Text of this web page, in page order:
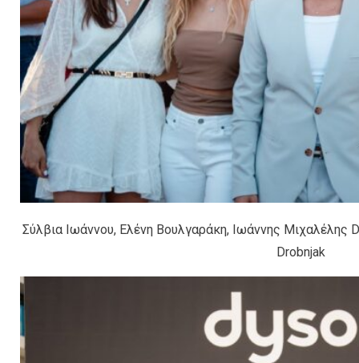
Σύλβια Ιωάννου, Ελένη Βουλγαράκη, Ιωάννης Μιχαλέλης
Drobnjak